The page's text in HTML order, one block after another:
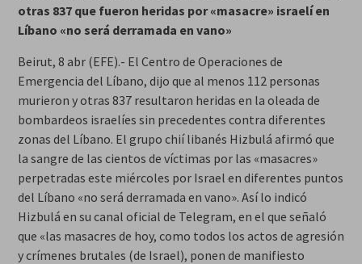
otras 837 que fueron heridas por «masacre» israelí en
Líbano «no será derramada en vano»
Beirut, 8 abr (EFE).- El Centro de Operaciones de
Emergencia del Líbano, dijo que al menos 112 personas
murieron y otras 837 resultaron heridas en la oleada de
bombardeos israelíes sin precedentes contra diferentes
zonas del Líbano. El grupo chií libanés Hizbulá afirmó que
la sangre de las cientos de víctimas por las «masacres»
perpetradas este miércoles por Israel en diferentes puntos
del Líbano «no será derramada en vano». Así lo indicó
Hizbulá en su canal oficial de Telegram, en el que señaló
que «las masacres de hoy, como todos los actos de agresión
y crímenes brutales (de Israel), ponen de manifiesto